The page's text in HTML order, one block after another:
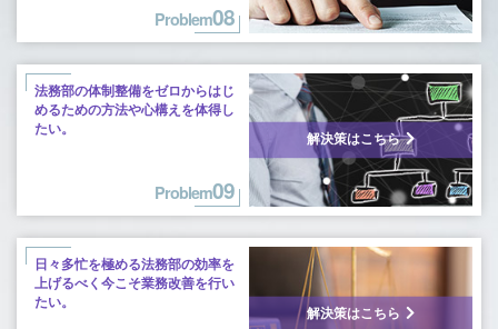
Problem08
法務部の体制整備をゼロからはじ
めるための方法や心構えを体得し
たい。
Problem09
解決策はこちら
日々多忙を極める法務部の効率を
上げるべく今こそ業務改善を行い
たい。
解決策はこちら